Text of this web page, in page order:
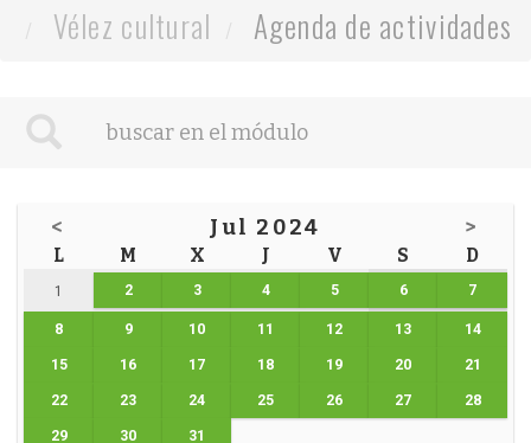
Vélez cultural
Agenda de actividades
< Jul 2024 >
L M X J V S D
1 2 3 4 5 6 7
8 9 10 11 12 13 14
15 16 17 18 19 20 21
22 23 24 25 26 27 28
29 30 31